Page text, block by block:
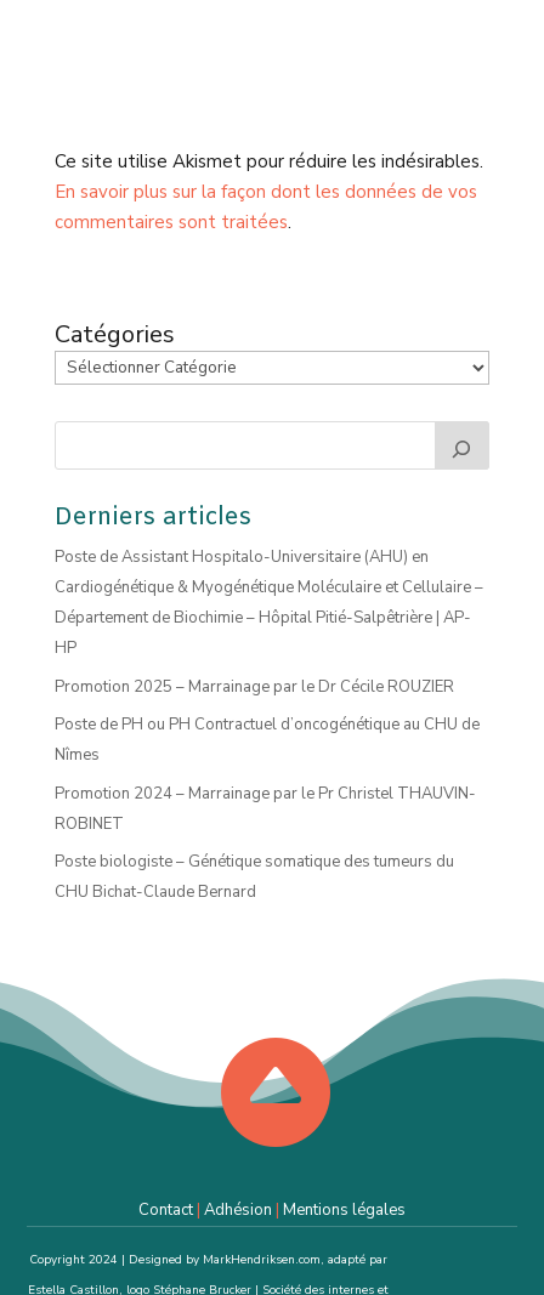
Ce site utilise Akismet pour réduire les indésirables.
En savoir plus sur la façon dont les données de vos
commentaires sont traitées.
Catégories
Derniers articles
Poste de Assistant Hospitalo-Universitaire (AHU) en
Cardiogénétique & Myogénétique Moléculaire et Cellulaire –
Département de Biochimie – Hôpital Pitié-Salpêtrière | AP-
HP
Promotion 2025 – Marrainage par le Dr Cécile ROUZIER
Poste de PH ou PH Contractuel d’oncogénétique au CHU de
Nîmes
Promotion 2024 – Marrainage par le Pr Christel THAUVIN-
ROBINET
Poste biologiste – Génétique somatique des tumeurs du
CHU Bichat-Claude Bernard

Contact| Adhésion | Mentions légales
Copyright 2024 | Designed by MarkHendriksen.com, adapté par
Estella Castillon, logo Stéphane Brucker | Société des internes et